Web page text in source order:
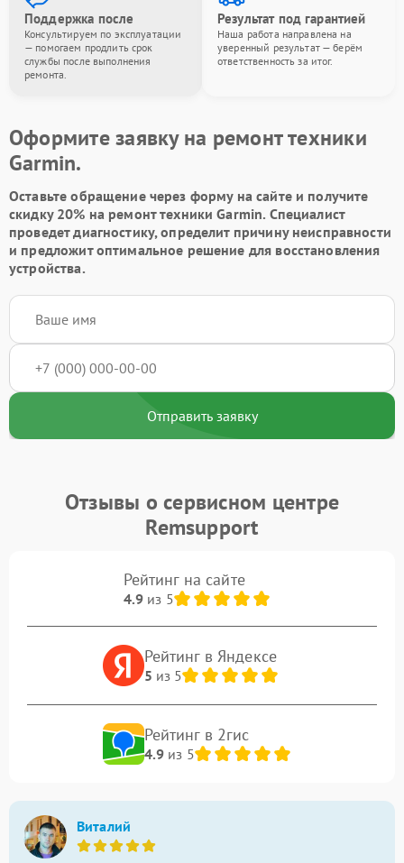
Поддержка после
Консультируем по эксплуатации
— помогаем продлить срок
службы после выполнения
ремонта.
Результат под гарантией
Наша работа направлена на
уверенный результат — берём
ответственность за итог.
Оформите заявку на ремонт техники
Garmin.
Оставьте обращение через форму на сайте и получите
скидку 20% на ремонт техники Garmin. Специалист
проведет диагностику, определит причину неисправности
и предложит оптимальное решение для восстановления
устройства.
Отправить заявку
Отзывы о сервисном центре
Remsupport
Рейтинг на сайте
4.9из 5
Рейтинг в Яндексе
5 из 5
Рейтинг в 2гис
4.9из 5
Виталий